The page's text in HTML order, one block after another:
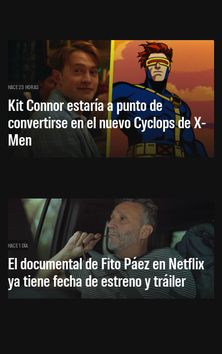
HACE 23 HORAS
Kit Connor estaría a punto de
convertirse en el nuevo Cyclops de X-
Men
HACE 1 DÍA
El documental de Fito Páez en Netflix
ya tiene fecha de estreno y tráiler